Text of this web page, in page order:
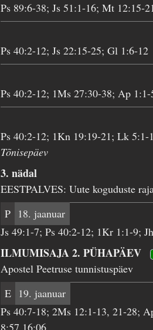
Ps 89:6-38; Js 51:1-16; Mt 12:15-
Ps 40:2-12; Js 22:15-25; Gl 1:6-12
Ps 40:2-12; 1Ms 27:30-38; Ap 1:1-
Ps 40:2-12; 1Kn 19:19-21; Lk 5:1-
Tõnisepäev
3. nädal
EESTPALVES: Uute koguduste
P 18. jaanuar
Js 49:1-7; Ps 40:2-12; 1Kr 1:1-9;
ILMUMISAJA 2. PÜHAPÄEV
Apostel Peetruse tunnistuspäev
E 19. jaanuar
Ps 40:7-18; 2Ms 12:1-13, 21-28;